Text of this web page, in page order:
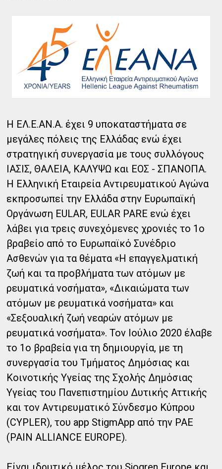
H ΕΛ.Ε.ΑΝ.Α. έχει 9 υποκαταστήματα σε
μεγάλες πόλεις της Ελλάδας ενώ έχει
στρατηγική συνεργασία με τους συλλόγους
ΙΑΣΙΣ, ΘΑΛΕΙΑ, ΚΑΛΥΨΩ και ΕΟΣ - ΣΠΑΝΟΠΑ.
Η Ελληνική Εταιρεία Αντιρευματικού Αγώνα
εκπροσωπεί την Ελλάδα στην Ευρωπαϊκή
Οργάνωση EULAR, EULAR PARE ενώ έχει
λάβει για τρεις συνεχόμενες χρονιές το 1ο
βραβείο από το Ευρωπαϊκό Συνέδριο
Ασθενών για τα θέματα «Η επαγγελματική
ζωή και τα προβλήματα των ατόμων με
ρευματικά νοσήματα», «Δικαιώματα των
ατόμων με ρευματικά νοσήματα» και
«Σεξουαλική ζωή νεαρών ατόμων με
ρευματικά νοσήματα». Τον Ιούλιο 2020 έλαβε
το 1ο βραβεία για τη δημιουργία, με τη
συνεργασία του Τμήματος Δημόσιας και
Κοινοτικής Υγείας της Σχολής Δημόσιας
Υγείας του Πανεπιστημίου Δυτικής Αττικής
και τον Αντιρευματικό Σύνδεσμο Κύπρου
(CYPLΕR), του app StigmApp από την PAE
(PAIN ALLIANCE EUROPE).